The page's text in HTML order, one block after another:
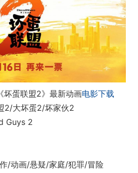
坏蛋联盟2》最新动画电影下载
坏蛋2/坏家伙2
2
画/悬疑/家庭/犯罪/冒险